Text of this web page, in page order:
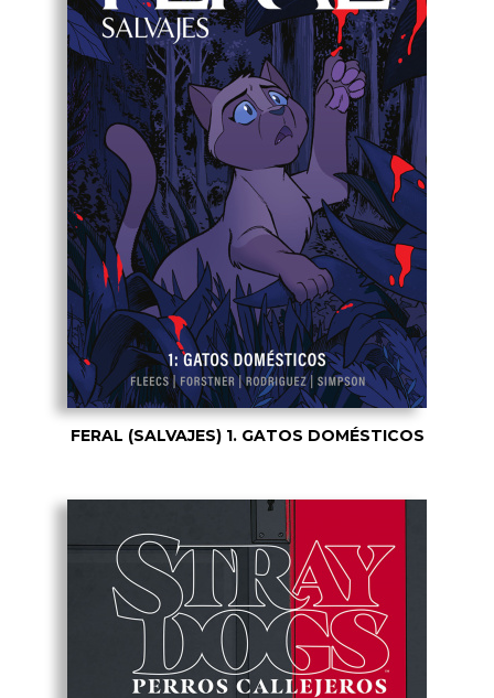
FERAL (SALVAJES) 1. GATOS DOMÉSTICOS